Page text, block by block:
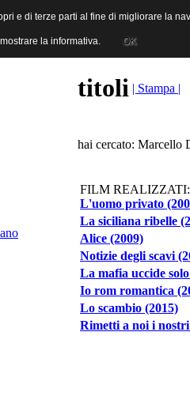
Industrie Cinematografiche
titoli | Stampa |
hai cercato: Marcello
FILM REALIZZATI:
L'uomo privato
La siciliana ribelle
Alice (2009)
Notizie degli scavi
La mafia uccide
Io rom romantica
Lo scambio (2015)
Rimetti a noi i
e di terze parti al fine di migliorare la
la informativa. OK
e di terze parti al fine di migliorare la
la informativa. OK